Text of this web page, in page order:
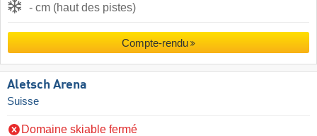
- cm (haut des pistes)
Compte-rendu
Aletsch Arena
Suisse
Domaine skiable fermé